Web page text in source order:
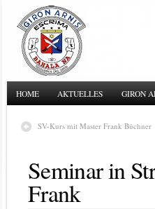
HOME AKTUELLES GIRON
SV-Kurs mit Master Frank Büchner
Seminar in
Frank